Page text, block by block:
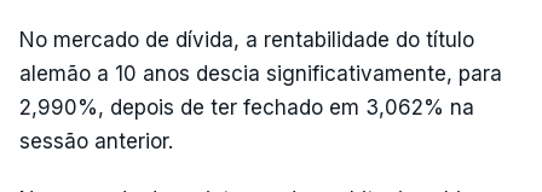
No mercado de dívida, a rentabilidade do título
alemão a 10 anos descia significativamente, para
2,990%, depois de ter fechado em 3,062% na
sessão anterior.